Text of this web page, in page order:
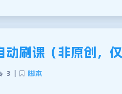
刷课（非原创，仅
3
脚本